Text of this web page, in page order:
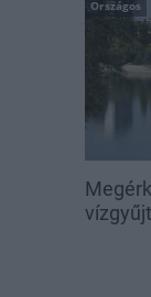
Országos